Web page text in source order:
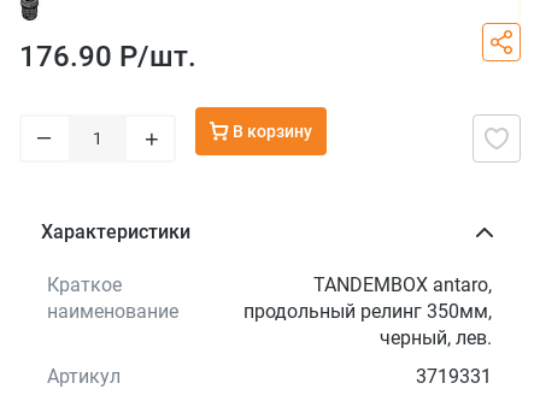
176.90 Р/шт.
– + В корзину
Характеристики
Краткое
наименование
TANDEMBOX antaro,
продольный релинг 350мм,
черный, лев.
Артикул
3719331